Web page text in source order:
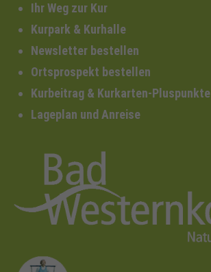
Ihr Weg zur Kur
Kurpark & Kurhalle
Newsletter bestellen
Ortsprospekt bestellen
Kurbeitrag & Kurkarten-Pluspunkte
Lageplan und Anreise